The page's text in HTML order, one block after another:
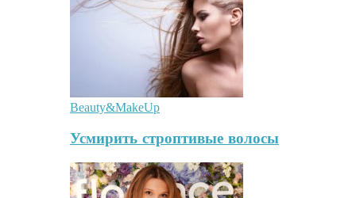
Beauty&MakeUp
Усмирить строптивые волосы